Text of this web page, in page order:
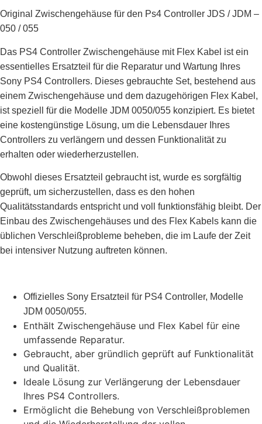
Original Zwischengehäuse für den Ps4 Controller JDS / JDM –
050 / 055
Das PS4 Controller Zwischengehäuse mit Flex Kabel ist ein
essentielles Ersatzteil für die Reparatur und Wartung Ihres
Sony PS4 Controllers. Dieses gebrauchte Set, bestehend aus
einem Zwischengehäuse und dem dazugehörigen Flex Kabel,
ist speziell für die Modelle JDM 0050/055 konzipiert. Es bietet
eine kostengünstige Lösung, um die Lebensdauer Ihres
Controllers zu verlängern und dessen Funktionalität zu
erhalten oder wiederherzustellen.
Obwohl dieses Ersatzteil gebraucht ist, wurde es sorgfältig
geprüft, um sicherzustellen, dass es den hohen
Qualitätsstandards entspricht und voll funktionsfähig bleibt. Der
Einbau des Zwischengehäuses und des Flex Kabels kann die
üblichen Verschleißprobleme beheben, die im Laufe der Zeit
bei intensiver Nutzung auftreten können.
Offizielles Sony Ersatzteil für PS4 Controller, Modelle
JDM 0050/055.
Enthält Zwischengehäuse und Flex Kabel für eine
umfassende Reparatur.
Gebraucht, aber gründlich geprüft auf Funktionalität
und Qualität.
Ideale Lösung zur Verlängerung der Lebensdauer
Ihres PS4 Controllers.
Ermöglicht die Behebung von Verschleißproblemen